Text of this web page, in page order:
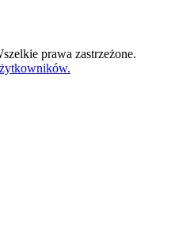
prawa zastrzeżone.